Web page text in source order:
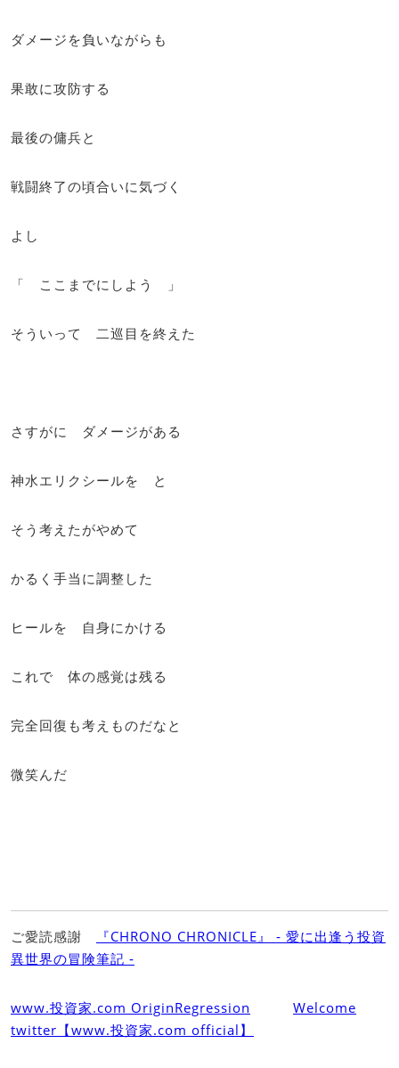
ダメージを負いながらも
果敢に攻防する
最後の傭兵と
戦闘終了の頃合いに気づく
よし
「 ここまでにしよう 」
そういって 二巡目を終えた
さすがに ダメージがある
神水エリクシールを と
そう考えたがやめて
かるく手当に調整した
ヒールを 自身にかける
これで 体の感覚は残る
完全回復も考えものだなと
微笑んだ
ご愛読感謝
『CHRONO CHRONICLE』 ‐ 愛に出逢う投資
異世界の冒険筆記 ‐
www.投資家.com OriginRegression
Welcome
twitter【www.投資家.com official】